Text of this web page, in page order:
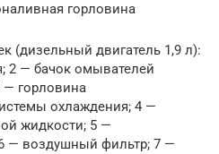
горловина
(дизельный двигатель 1,9 л):
2 — бачок омывателей
— горловина
охлаждения; 4 —
жидкости; 5 —
— воздушный фильтр; 7 —